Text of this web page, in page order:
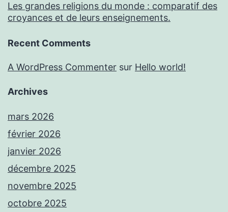
Les grandes religions du monde : comparatif des
croyances et de leurs enseignements.
Recent Comments
A WordPress Commenter sur Hello world!
Archives
mars 2026
février 2026
janvier 2026
décembre 2025
novembre 2025
octobre 2025